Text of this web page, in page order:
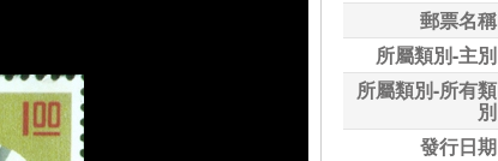
郵票名稱
所屬類別-主別
所屬類別-所有類
別
發行日期